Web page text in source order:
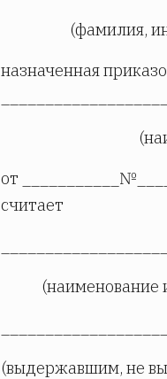
(фамилия,
назначенная
от
считает
(наименование
(выдержавшим, не